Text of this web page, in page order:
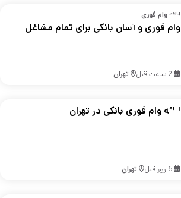
ارائه وام فوری
وام فوری و آسان بانکی برای تمام مشاغل
2 ساعت قبل تهران
ارائه وام فوری بانکی در تهران
6 روز قبل تهران